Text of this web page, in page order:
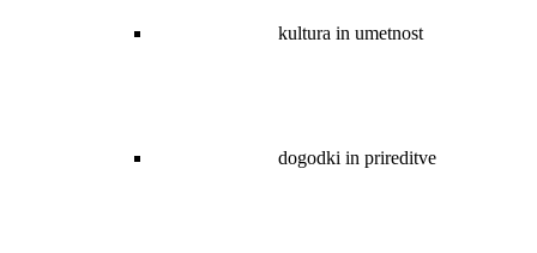
kultura in umetnost
dogodki in prireditve